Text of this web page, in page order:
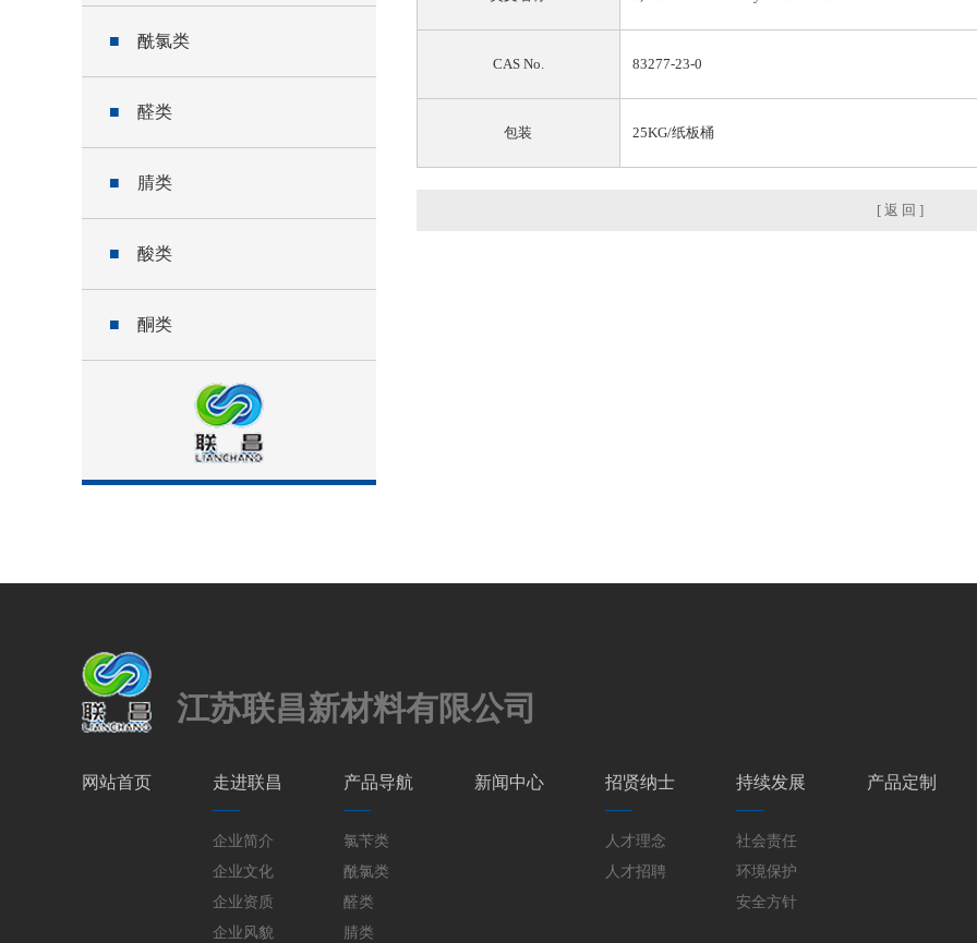
■ 酰氯类
■ 醛类
■ 腈类
■ 酸类
■ 酮类
CAS No. 83277-23-0
包装 25KG/纸板桶
[ 返 回 ]
江苏联昌新材料有限公司
网站首页 走进联昌
企业简介
企业文化
企业资质
企业风貌
产品导航
氯苄类
酰氯类
醛类
腈类
新闻中心 招贤纳士
人才理念
人才招聘
持续发展
社会责任
环境保护
安全方针
产品定制